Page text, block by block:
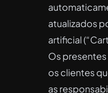
atualizados
artificial
Os presentes
os clientes
as